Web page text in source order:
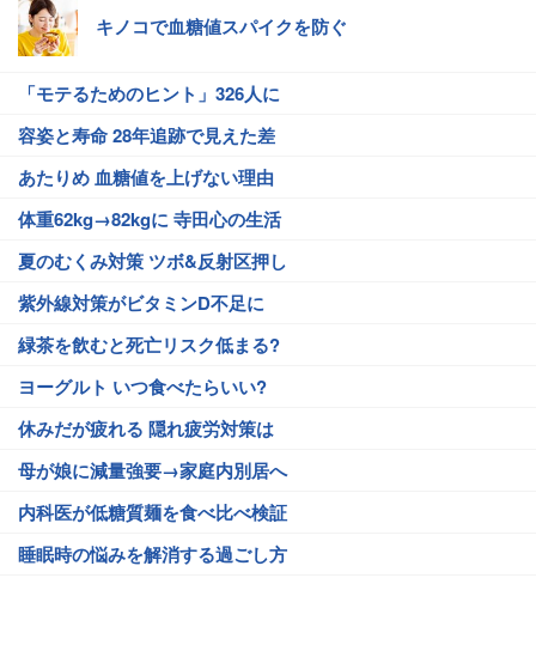
キノコで血糖値スパイクを防ぐ
「モテるためのヒント」326人に
容姿と寿命 28年追跡で見えた差
あたりめ 血糖値を上げない理由
体重62kg→82kgに 寺田心の生活
夏のむくみ対策 ツボ&反射区押し
紫外線対策がビタミンD不足に
緑茶を飲むと死亡リスク低まる?
ヨーグルト いつ食べたらいい?
休みだが疲れる 隠れ疲労対策は
母が娘に減量強要→家庭内別居へ
内科医が低糖質麺を食べ比べ検証
睡眠時の悩みを解消する過ごし方